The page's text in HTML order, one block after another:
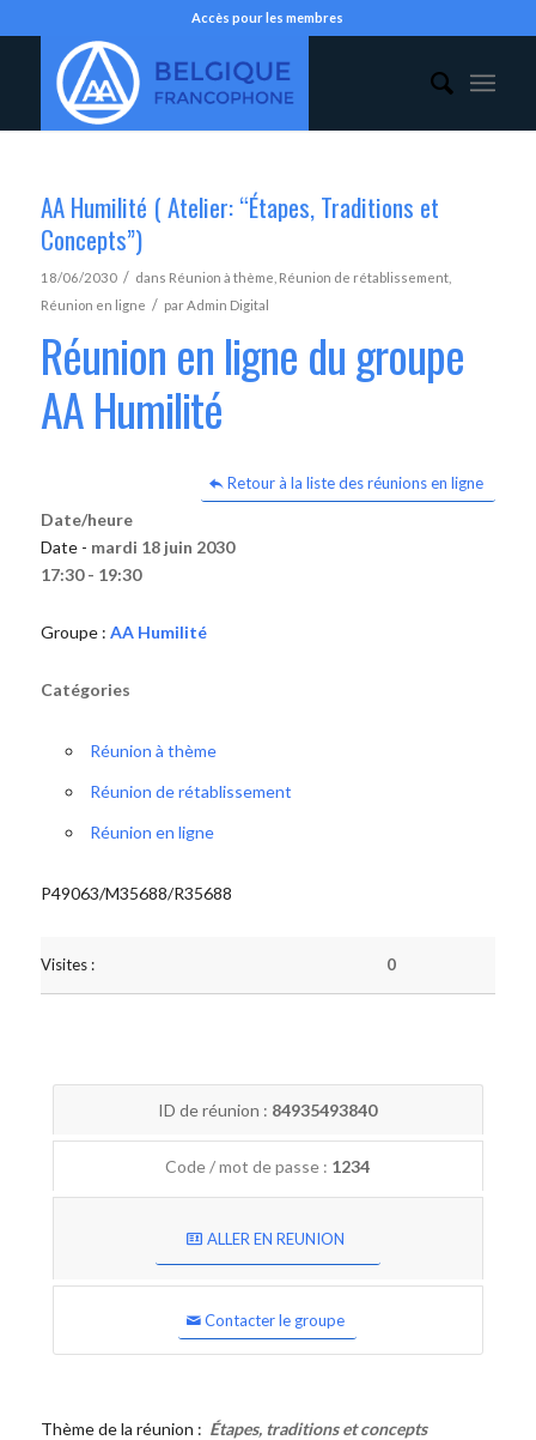
Accès pour les membres
AA Humilité ( Atelier: “Étapes, Traditions et
Concepts”)
18/06/2030 / dans Réunion à thème Réunion de rétablissement,
Réunion en ligne / parAdmin Digital
Réunion en ligne du groupe
AA Humilité
Retour à la liste des réunions en ligne
Date/heure
Date - mardi 18 juin 2030
17:30 - 19:30
Groupe : AA Humilité
Catégories
Réunion à thème
Réunion de rétablissement
Réunion en ligne
P49063/M35688/R35688
Visites : 0
ID de réunion : 84935493840
Code / mot de passe : 1234
ALLER EN REUNION
Contacter le groupe
Thème de la réunion : Étapes, traditions et concepts